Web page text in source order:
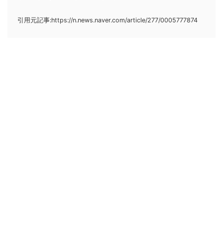
引用元記事:https://n.news.naver.com/article/277/0005777874